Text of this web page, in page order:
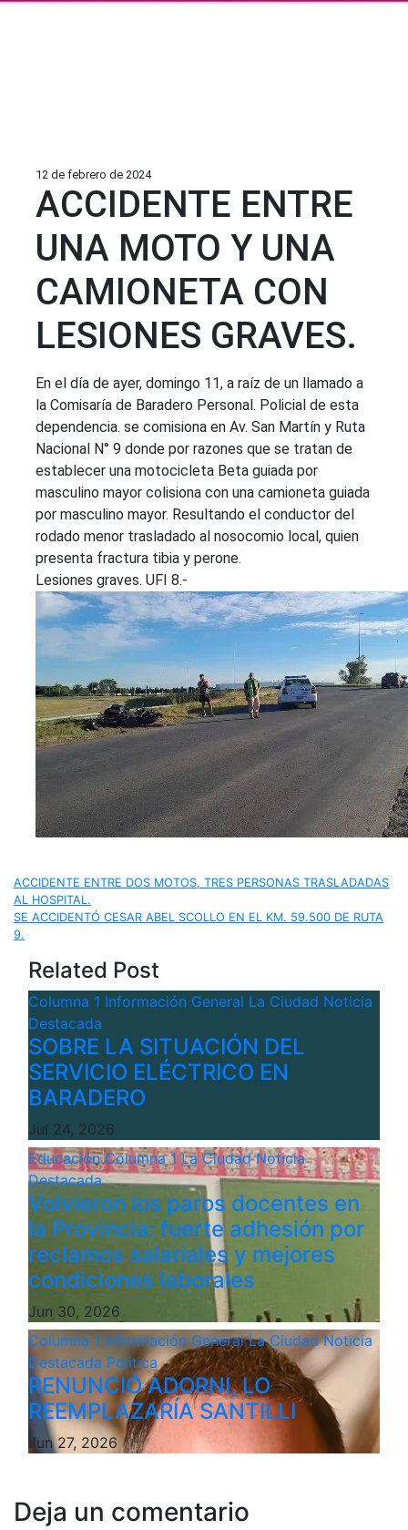
12 de febrero de 2024
ACCIDENTE ENTRE
UNA MOTO Y UNA
CAMIONETA CON
LESIONES GRAVES.
En el día de ayer, domingo 11, a raíz de un llamado a
la Comisaría de Baradero Personal. Policial de esta
dependencia. se comisiona en Av. San Martín y Ruta
Nacional N° 9 donde por razones que se tratan de
establecer una motocicleta Beta guiada por
masculino mayor colisiona con una camioneta guiada
por masculino mayor. Resultando el conductor del
rodado menor trasladado al nosocomio local, quien
presenta fractura tibia y perone.
Lesiones graves. UFI 8.-
Navegación
de
entradas
ACCIDENTE ENTRE DOS MOTOS, TRES PERSONAS TRASLADADAS
AL HOSPITAL.
SE ACCIDENTÓ CESAR ABEL SCOLLO EN EL KM. 59.500 DE RUTA
9.
Related Post
Columna 1 Información General La Ciudad Noticia
Destacada
SOBRE LA SITUACIÓN DEL
SERVICIO ELÉCTRICO EN
BARADERO
Jul 24, 2026
EducaciónColumna 1 La CiudadNoticia
Destacada
Volvieron los paros docentes en
la Provincia: fuerte adhesión por
reclamos salariales y mejores
condiciones laborales
Jun 30, 2026
Columna 1 Información GeneralLa CiudadNoticia
Destacada Politica
RENUNCIÓ ADORNI, LO
REEMPLAZARÍA SANTILLI
Jun 27, 2026
Deja un comentario